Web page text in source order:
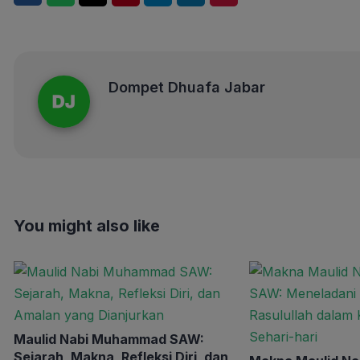
Dompet Dhuafa Jabar
You might also like
Maulid Nabi Muhammad SAW: